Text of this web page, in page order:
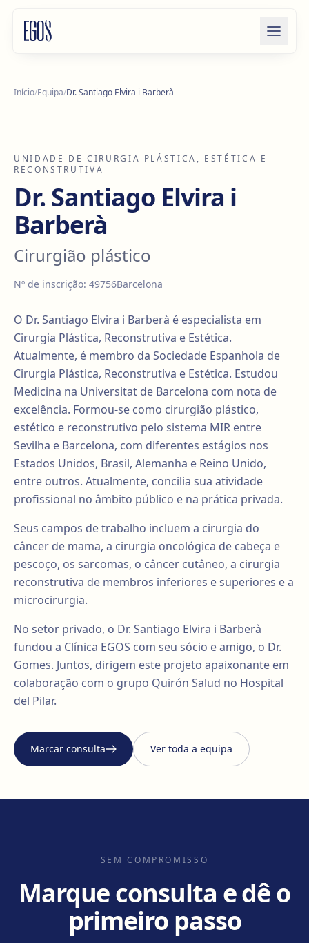
Início/Equipa/Dr. Santiago Elvira i Barberà
UNIDADE DE CIRURGIA PLÁSTICA, ESTÉTICA E
RECONSTRUTIVA
Dr. Santiago Elvira i
Barberà
Cirurgião plástico
Nº de inscrição: 49756Barcelona
O Dr. Santiago Elvira i Barberà é especialista em
Cirurgia Plástica, Reconstrutiva e Estética.
Atualmente, é membro da Sociedade Espanhola de
Cirurgia Plástica, Reconstrutiva e Estética. Estudou
Medicina na Universitat de Barcelona com nota de
excelência. Formou-se como cirurgião plástico,
estético e reconstrutivo pelo sistema MIR entre
Sevilha e Barcelona, com diferentes estágios nos
Estados Unidos, Brasil, Alemanha e Reino Unido,
entre outros. Atualmente, concilia sua atividade
profissional no âmbito público e na prática privada.
Seus campos de trabalho incluem a cirurgia do
câncer de mama, a cirurgia oncológica de cabeça e
pescoço, os sarcomas, o câncer cutâneo, a cirurgia
reconstrutiva de membros inferiores e superiores e a
microcirurgia.
No setor privado, o Dr. Santiago Elvira i Barberà
fundou a Clínica EGOS com seu sócio e amigo, o Dr.
Gomes. Juntos, dirigem este projeto apaixonante em
colaboração com o grupo Quirón Salud no Hospital
del Pilar.
Marcar consulta Ver toda a equipa
SEM COMPROMISSO
Marque consulta e dê o
primeiro passo